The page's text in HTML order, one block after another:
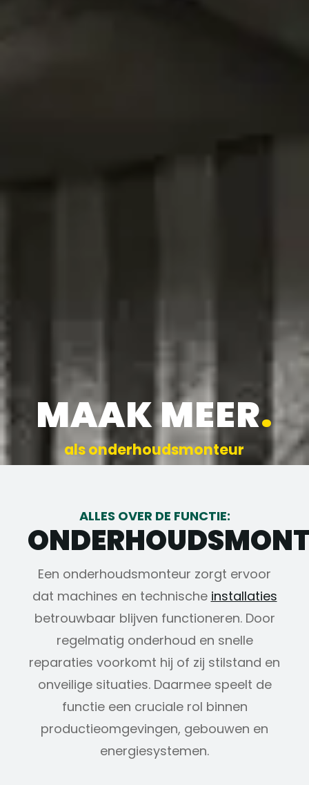
MAAK MEER.
als onderhoudsmonteur
ALLES OVER DE FUNCTIE:
Een onderhoudsmonteur zorgt ervoor
dat machines en technische installaties
betrouwbaar blijven functioneren. Door
regelmatig onderhoud en snelle
reparaties voorkomt hij of zij stilstand en
onveilige situaties. Daarmee speelt de
functie een cruciale rol binnen
productieomgevingen, gebouwen en
energiesystemen.